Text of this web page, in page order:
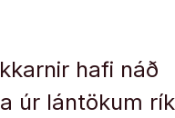
hafi náð
úr lántökum